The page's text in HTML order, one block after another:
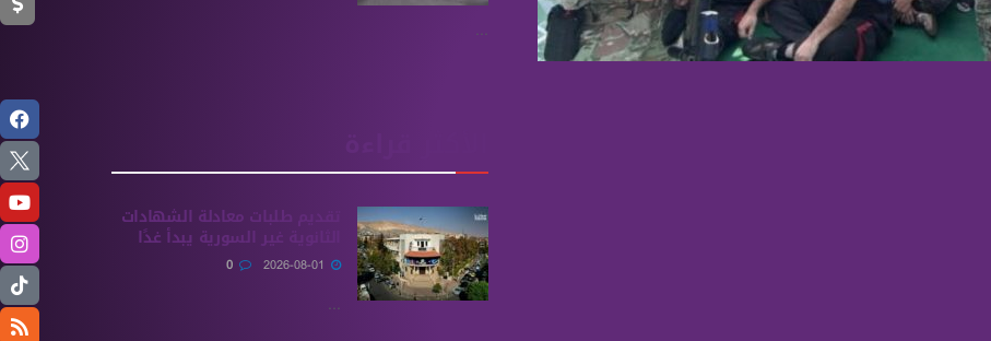
...
تقديم طلبات معادلة الشهادات
الثانوية ‏غير السورية يبدأ غدًا
...